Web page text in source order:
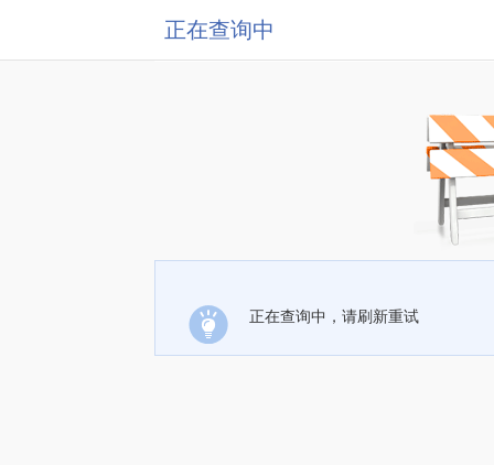
正在查询中
正在查询中，请刷新重试